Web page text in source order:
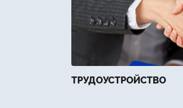
ТРУДОУСТРОЙСТВО